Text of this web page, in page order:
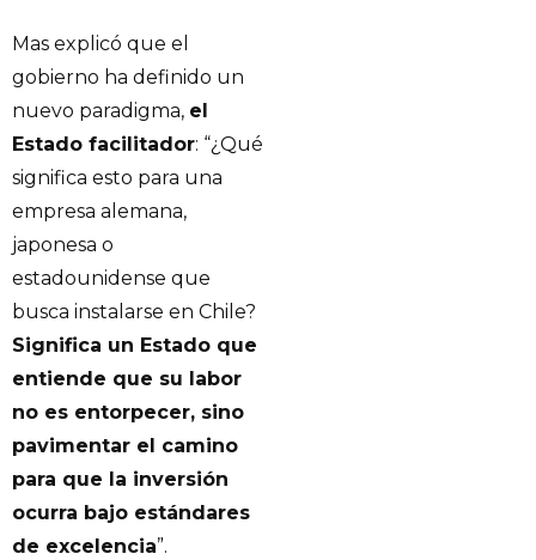
Mas explicó que el
gobierno ha definido un
nuevo paradigma, el
Estado facilitador: “¿Qué
significa esto para una
empresa alemana,
japonesa o
estadounidense que
busca instalarse en Chile?
Significa un Estado que
entiende que su labor
no es entorpecer, sino
pavimentar el camino
para que la inversión
ocurra bajo estándares
de excelencia”.